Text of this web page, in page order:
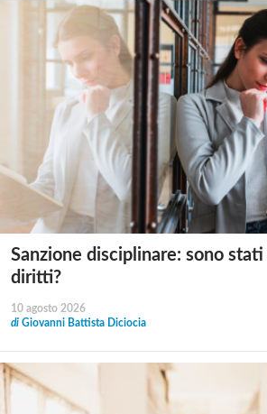
Sanzione disciplinare: sono
diritti?
10 agosto 2026
di Giovanni Battista Diciocia